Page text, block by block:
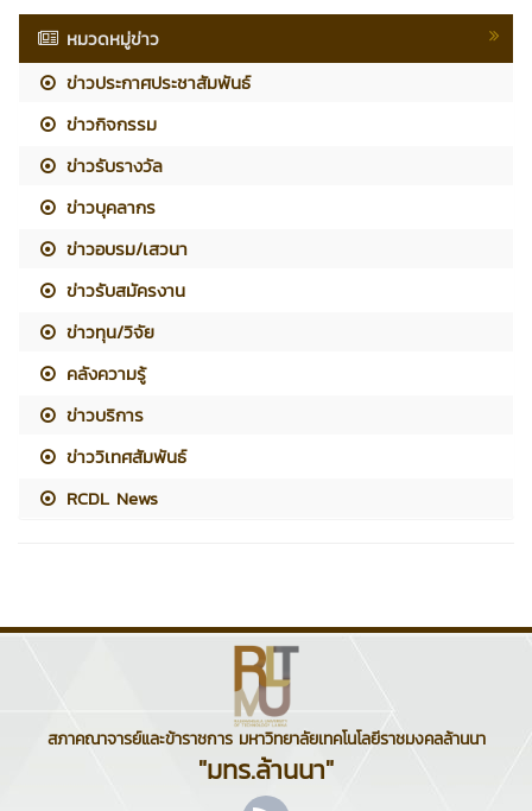
หมวดหมู่ข่าว
ข่าวประกาศประชาสัมพันธ์
ข่าวกิจกรรม
ข่าวรับรางวัล
ข่าวบุคลากร
ข่าวอบรม/เสวนา
ข่าวรับสมัครงาน
ข่าวทุน/วิจัย
คลังความรู้
ข่าวบริการ
ข่าววิเทศสัมพันธ์
RCDL News
สภาคณาจารย์และข้าราชการ มหาวิทยาลัยเทคโนโลยีราชมงคลล้านนา
"มทร.ล้านนา"